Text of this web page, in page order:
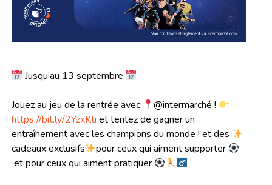
Jusqu’au 13 septembre
Jouez au jeu de la rentrée avec
@intermarché !
https://bit.ly/2YzxKti et tentez de gagner un
entraînement avec les champions du monde ! et des
cadeaux exclusifs
pour ceux qui aiment supporter
et pour ceux qui aiment pratiquer